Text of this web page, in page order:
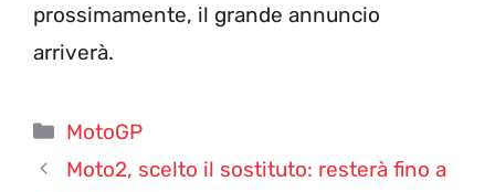
prossimamente, il grande annuncio
arriverà.
Categorie
MotoGP
Moto2, scelto il sostituto: resterà fino a